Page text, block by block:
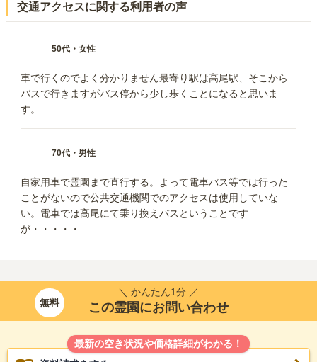
交通アクセスに関する利用者の声
50代 ・ 女性
車で行くのでよく分かりません最寄り駅は高尾駅、そこから
バスで行きますがバス停から少し歩くことになると思いま
す。
70代 ・ 男性
自家用車で霊園まで直行する。よって電車バス等では行った
ことがないので公共交通機関でのアクセスは使用していな
い。電車では高尾にて乗り換えバスということです
が・・・・・
無料
＼ かんたん1分 ／
この霊園にお問い合わせ
最新の空き状況や価格詳細がわかる！